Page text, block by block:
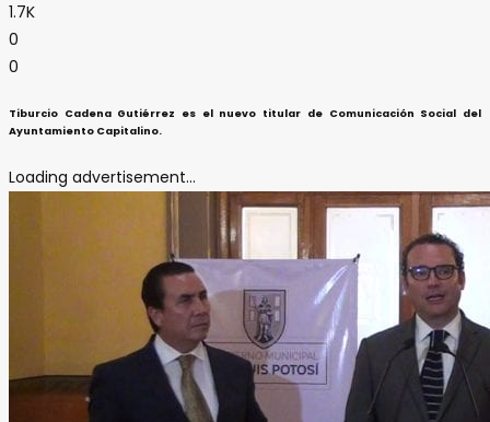
1.7K
0
0
Tiburcio Cadena Gutiérrez es el nuevo titular de Comunicación Social del
Ayuntamiento Capitalino.
Loading advertisement...